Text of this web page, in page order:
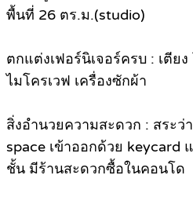
พื้นที่ 26 ตร.ม.(studio)
ตกแต่งเฟอร์นิเจอร์ครบ : เตีย
ไมโครเวฟ เครื่องซักผ้า
สิ่งอำนวยความสะดวก : สระ
space เข้าออกด้วย keycard
ชั้น มีร้านสะดวกซื้อในคอนโด